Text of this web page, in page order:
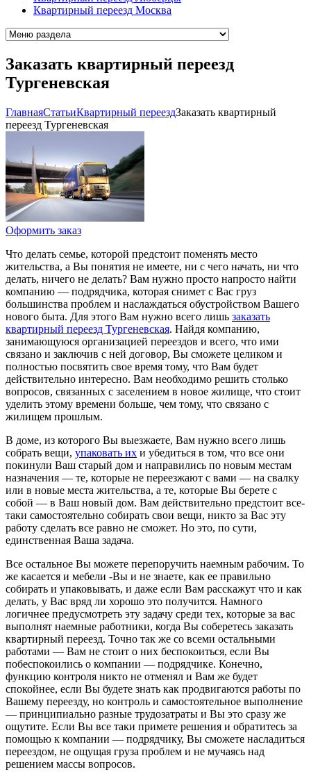
Квартирный переезд Москва
Заказать квартирный переезд
Тургеневская
ГлавнаяCтатьиКвартирный переездЗаказать квартирный
переезд Тургеневская
Оформить заказ
Что делать семье, которой предстоит поменять место
жительства, а Вы понятия не имеете, ни с чего начать, ни что
делать, ничего не делать? Вам нужно просто напросто найти
компанию — подрядчика, которая снимет с Вас груз
большинства проблем и наслаждаться обустройством Вашего
нового быта. Для этого Вам нужно всего лишь заказать
квартирный переезд Тургеневская. Найдя компанию,
занимающуюся организацией переездов и всего, что ими
связано и заключив с ней договор, Вы сможете целиком и
полностью посвятить свое время тому, что Вам будет
действительно интересно. Вам необходимо решить столько
вопросов, связанных с заселением в новое жилище, что стоит
уделить этому времени больше, чем тому, что связано с
жилищем прошлым.
В доме, из которого Вы выезжаете, Вам нужно всего лишь
собрать вещи, упаковать их и убедиться в том, что все они
покинули Ваш старый дом и направились по новым местам
назначения — те, которые не переезжают с вами — на свалку
или в новые места жительства, а те, которые Вы берете с
собой — в Ваш новый дом. Вам действительно предстоит все-
таки самостоятельно собирать свои вещи, никто за Вас эту
работу сделать все равно не сможет. Но это, по сути,
единственная Ваша задача.
Все остальное Вы можете перепоручить наемным рабочим. То
же касается и мебели -Вы и не знаете, как ее правильно
собирать и упаковывать, и даже если Вам расскажут что и как
делать, у Вас вряд ли хорошо это получится. Намного
логичнее предусмотреть эту задачу среди тех, которые за вас
выполнят наемные работники, когда Вы соберетесь заказать
квартирный переезд. Точно так же со всеми остальными
работами — Вам не стоит о них беспокоиться, если Вы
побеспокоились о компании — подрядчике. Конечно,
функцию контроля никто не отменял и Вам же будет
спокойнее, если Вы будете знать как продвигаются работы по
Вашему переезду, но контроль и самостоятельное выполнение
— принципиально разные трудозатраты и Вы это сразу же
ощутите. Если Вы все таки примете решения и обратитесь за
помощью к компании — подрядчику, Вы сможете насладиться
переездом, не ощущая груза проблем и не мучаясь над
решением массы вопросов.